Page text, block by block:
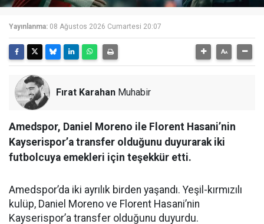
Yayınlanma: 08 Ağustos 2026 Cumartesi 20:07
Fırat Karahan Muhabir
Amedspor, Daniel Moreno ile Florent Hasani’nin
Kayserispor’a transfer olduğunu duyurarak iki
futbolcuya emekleri için teşekkür etti.
Amedspor’da iki ayrılık birden yaşandı. Yeşil-kırmızılı
kulüp, Daniel Moreno ve Florent Hasani’nin
Kayserispor’a transfer olduğunu duyurdu.